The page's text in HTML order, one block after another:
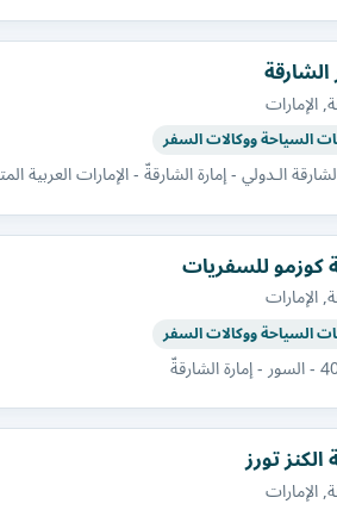
الإمارات
السياحة ووكالات السفر
الـدولي - إمارة الشارقةّ - الإمارات العربية
كوزمو للسفريات
الإمارات
السياحة ووكالات السفر
تورز
الإمارات